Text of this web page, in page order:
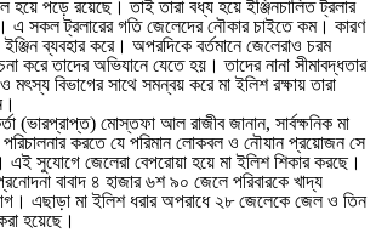
পড়ে রয়েছে। তাই তারা বধ্য হয়ে ইঞ্জিনচালিত ট্রলার
এ সকল ট্রলারের গতি জেলেদের নৌকার চাইতে কম। কারণ
ব্যবহার করে। অপরদিকে বর্তমানে জেলেরাও চরম
করে তাদের অভিযানে যেতে হয়। তাদের নানা সীমাবদ্ধতার
বিভাগের সাথে সমন্বয় করে মা ইলিশ রক্ষায় তারা
(ভারপ্রাপ্ত) মোস্তফা আল রাজীব জানান, সার্বক্ষনিক মা
করতে যে পরিমান লোকবল ও নৌযান প্রয়োজন সে
সুযোগে জেলেরা বেপরোয়া হয়ে মা ইলিশ শিকার করছে।
বাবাদ ৪ হাজার ৬শ ৯০ জেলে পরিবারকে খাদ্য
এছাড়া মা ইলিশ ধরার অপরাধে ২৮ জেলেকে জেল ও তিন
হয়েছে।